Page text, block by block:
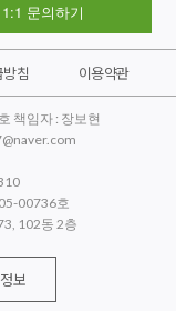
1:1 문의하기
침 이용약관
책임자 : 장보현
00736호
102동 2층
보